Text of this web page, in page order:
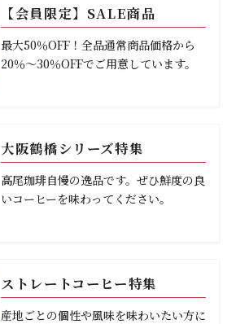
【会員限定】SALE商品
最大50％OFF！全品通常商品価格から
20％～30％OFFでご用意しています。
大阪鶴橋シリーズ特集
高尾珈琲自慢の逸品です。ぜひ鮮度の良
いコーヒーを味わってください。
ストレートコーヒー特集
産地ごとの個性や風味を味わいたい方に